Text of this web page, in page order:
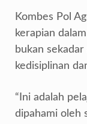
Kombes Pol
kerapian
bukan
kedisiplinan
“Ini adalah
dipahami oleh